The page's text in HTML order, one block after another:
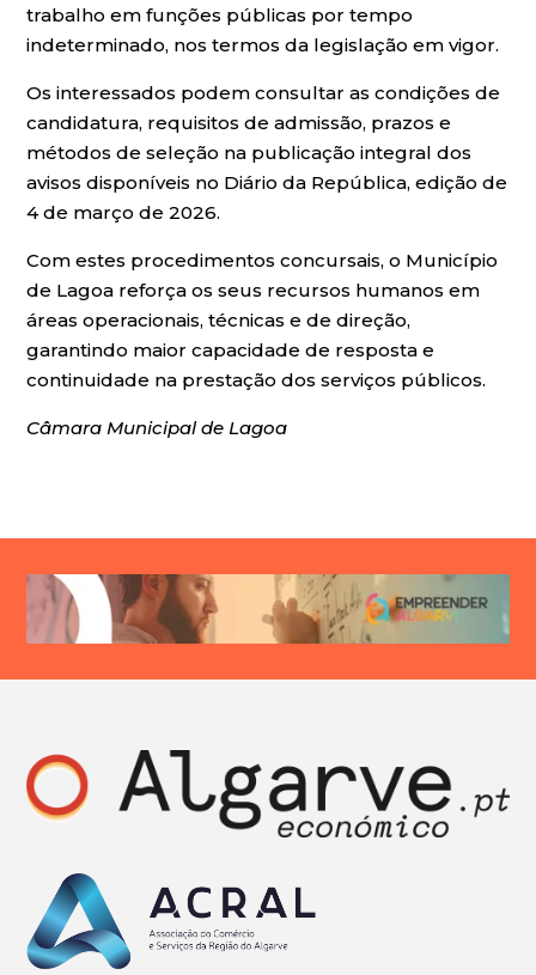
trabalho em funções públicas por tempo
indeterminado, nos termos da legislação em vigor.
Os interessados podem consultar as condições de
candidatura, requisitos de admissão, prazos e
métodos de seleção na publicação integral dos
avisos disponíveis no Diário da República, edição de
4 de março de 2026.
Com estes procedimentos concursais, o Município
de Lagoa reforça os seus recursos humanos em
áreas operacionais, técnicas e de direção,
garantindo maior capacidade de resposta e
continuidade na prestação dos serviços públicos.
Câmara Municipal de Lagoa